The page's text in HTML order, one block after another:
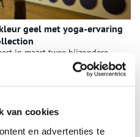
van cookies
en advertenties te
geel met yoga-ervaring
in maart twee bijzondere
Geel. Meer dan Van
kunnen deelnemen aan een
én een gratis pop-up
staan.